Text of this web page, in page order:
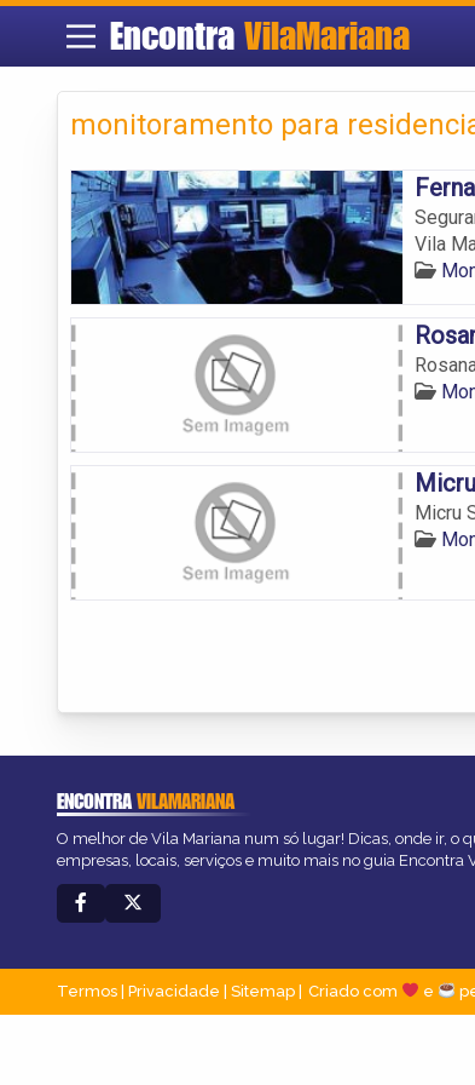
Encontra VilaMariana
monitoramento para
Vila
Micru
ENCONTRAVILAMARIANA
O melhor de Vila Mariana num só lugar! Dicas, onde ir, o
empresas, locais, serviços e muito mais no guia Encontra
Termos Privacidade Sitemap Criado com e